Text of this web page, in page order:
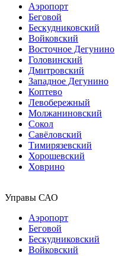
Аэропорт
Беговой
Бескудниковский
Войковский
Восточное Дегунино
Головинский
Дмитровский
Западное Дегунино
Коптево
Левобережный
Молжаниновский
Сокол
Савёловский
Тимирязевский
Хорошевский
Ховрино
Управы САО
Аэропорт
Беговой
Бескудниковский
Войковский